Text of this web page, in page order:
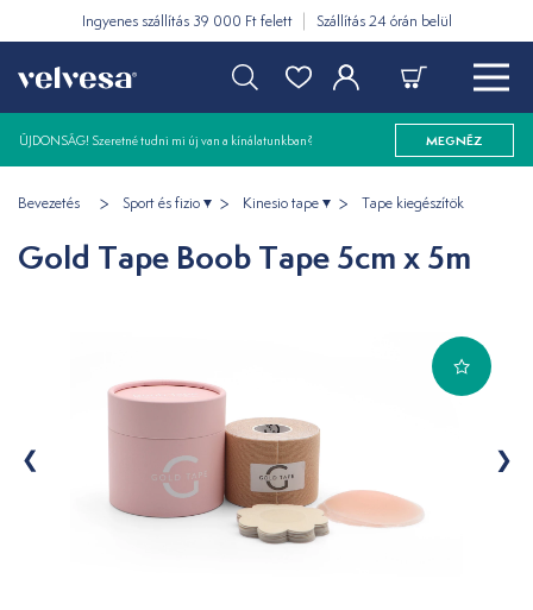
Ingyenes szállítás 39 000 Ft felett Szállítás 24 órán belül
ÚJDONSÁG! Szeretné tudni mi új van a kínálatunkban? MEGNÉZ
Bevezetés Sport és fizio Kinesio tape Tape kiegészítök
Gold Tape Boob Tape 5cm x 5m